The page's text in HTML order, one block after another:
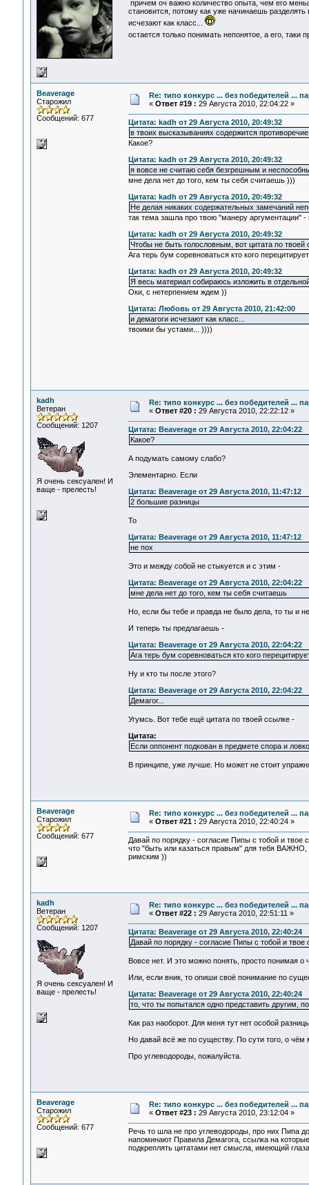
причем оч важно количество опыта, чем его
становится, потому как уже начинаешь разделять
исчезают как класс...
остается только понимать непонятое, а его, таки
Beaverage
Старожил
Сообщений: 677
Re: типо конкурс ... без победителей ...
« Ответ #19 : 29 Августа 2010, 22:04:22 »
Цитата: kadh от 29 Августа 2010, 20:49:32
в твоих высказываниях содержится противоречие
Какое?
Цитата: kadh от 29 Августа 2010, 20:49:32
я вовсе не считаю себя безгрешным и
мне дела нет до того, кем ты себя считаешь )))
Цитата: kadh от 29 Августа 2010, 20:49:32
Не делая никаких содержательных замечаний
так тема зашла про твою "манеру аргументации"
Цитата: kadh от 29 Августа 2010, 20:49:32
Чтобы не быть голословным, вот цитата по твоей
Ага терь бум соревноваться кто кого
Цитата: kadh от 29 Августа 2010, 20:49:32
Я весь материал собираюсь изложить в
Оки, с нетерпением ждем ))
Цитата: Любовь от 29 Августа 2010, 21:42:00
и демагоги исчезают как класс...
твоими бы устами... ))))
kadh
Ветеран
Сообщений: 1207
Я очень сексуален! И
ваще - прелесть!
Re: типо конкурс ... без победителей ...
« Ответ #20 : 29 Августа 2010, 22:22:12 »
Цитата: Beaverage от 29 Августа 2010, 22:04:22
Какое?
А подумать самому слабо?
Элементарно. Если
Цитата: Beaverage от 29 Августа 2010, 11:47:12
2 большие разницы
То
Цитата: Beaverage от 29 Августа 2010, 11:47:12
не пох
Это и между собой не стыкуется и с этим -
Цитата: Beaverage от 29 Августа 2010, 22:04:22
мне дела нет до того, кем ты себя считаешь
Но, если бы тебе и правда не было дела, то ты и
И теперь ты предлагаешь -
Цитата: Beaverage от 29 Августа 2010, 22:04:22
Ага терь бум соревноваться кто кого
Ну и кто ты после этого?
Цитата: Beaverage от 29 Августа 2010, 22:04:22
Демагог...
Угумсь. Вот тебе ещё цитата по твоей ссылке -
Цитата:
Если оппонент подкован в предмете спора и
В принципе, уже лучше. Но может не стоит
Beaverage
Старожил
Сообщений: 677
Re: типо конкурс ... без победителей ...
« Ответ #21 : 29 Августа 2010, 22:40:24 »
Давай по порядку - согласие Пипы с тобой и твое
что "быть или казаться правым" для тебя
римским ))
kadh
Ветеран
Сообщений: 1207
Я очень сексуален! И
ваще - прелесть!
Re: типо конкурс ... без победителей ...
« Ответ #22 : 29 Августа 2010, 22:51:11 »
Цитата: Beaverage от 29 Августа 2010, 22:40:24
Давай по порядку - согласие Пипы с тобой и
Вовсе нет. И это можно понять, просто понимая
Или, если вник, то опиши своё понимание по
Цитата: Beaverage от 29 Августа 2010, 22:40:24
то, что ты попытался одно представить другим,
Как раз наоборот. Для меня тут нет особой
Но давай всё же по существу. По сути того, о
Про углеводороды, пожалуйста.
Beaverage
Старожил
Сообщений: 677
Re: типо конкурс ... без победителей ...
« Ответ #23 : 29 Августа 2010, 23:12:04 »
Речь то шла не про углеводороды, про них Пипа
напоминают Правила Демагога, ссылка на
подкреплять цитатами нет смысла, имеющий